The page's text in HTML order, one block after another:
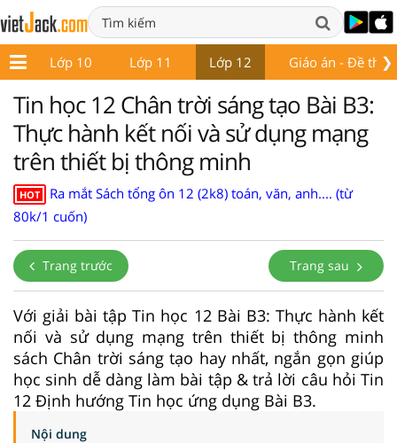
❯
9 Lớp 10 Lớp 11 Lớp 12 Giáo án - Đề thi
Tin học 12 Chân trời sáng tạo Bài B3:
Thực hành kết nối và sử dụng mạng
trên thiết bị thông minh
HOT
Ra mắt Sách tổng ôn 12 (2k8) toán, văn, anh.... (từ
80k/1 cuốn)
Trang trước Trang sau
Với giải bài tập Tin học 12 Bài B3: Thực hành kết
nối và sử dụng mạng trên thiết bị thông minh
sách Chân trời sáng tạo hay nhất, ngắn gọn giúp
học sinh dễ dàng làm bài tập & trả lời câu hỏi Tin
12 Định hướng Tin học ứng dụng Bài B3.
Nội dung